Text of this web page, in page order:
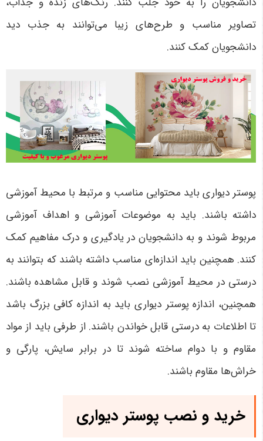
تصاویر مناسب و طرح‌های زیبا می‌توانند به جذب دید
دانشجویان کمک کنند.
پوستر دیواری باید محتوایی مناسب و مرتبط با محیط آموزشی
داشته باشند. باید به موضوعات آموزشی و اهداف آموزشی
مربوط شوند و به دانشجویان در یادگیری و درک مفاهیم کمک
کنند. همچنین باید اندازه‌ای مناسب داشته باشند که بتوانند به
درستی در محیط آموزشی نصب شوند و قابل مشاهده باشند.
همچنین، اندازه پوستر دیواری باید به اندازه کافی بزرگ باشد
تا اطلاعات به درستی قابل خواندن باشند. از طرفی باید از مواد
مقاوم و با دوام ساخته شوند تا در برابر سایش، پارگی و
خراش‌ها مقاوم باشند.
خرید و نصب پوستر دیواری